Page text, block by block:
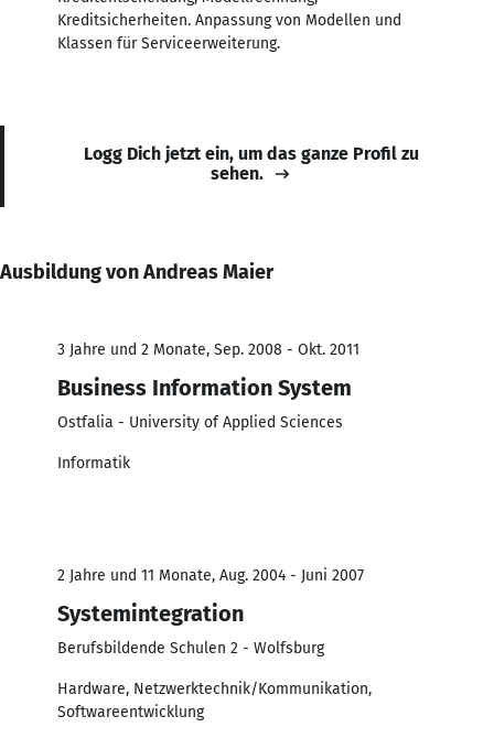
Kreditsicherheiten. Anpassung von Modellen und
Klassen für Serviceerweiterung.
Logg Dich jetzt ein, um das ganze Profil zu
sehen.
Ausbildung von Andreas Maier
3 Jahre und 2 Monate, Sep. 2008 - Okt. 2011
Business Information System
Ostfalia - University of Applied Sciences
Informatik
2 Jahre und 11 Monate, Aug. 2004 - Juni 2007
Systemintegration
Berufsbildende Schulen 2 - Wolfsburg
Hardware, Netzwerktechnik/Kommunikation,
Softwareentwicklung